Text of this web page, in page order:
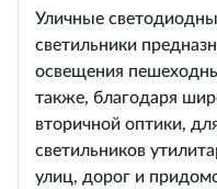
Уличные
светильники
освещения
также, благодаря
вторичной оптики,
светильников
улиц, дорог и